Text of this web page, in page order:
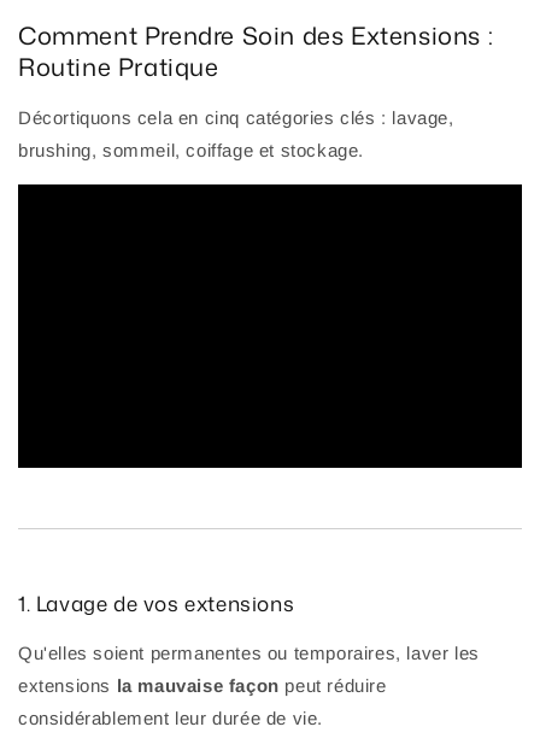
Comment Prendre Soin des Extensions :
Routine Pratique
Décortiquons cela en cinq catégories clés : lavage,
brushing, sommeil, coiffage et stockage.
1. Lavage de vos extensions
Qu'elles soient permanentes ou temporaires, laver les
extensions la mauvaise façon peut réduire
considérablement leur durée de vie.